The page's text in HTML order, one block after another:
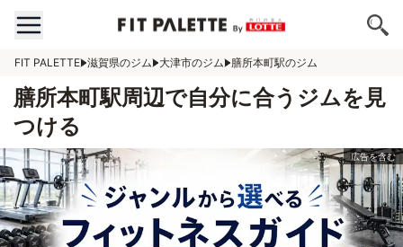
FIT PALETTE 滋賀県のジム 大津市のジム 膳所本町駅のジム
膳所本町駅周辺で自分に合うジムを見
つける